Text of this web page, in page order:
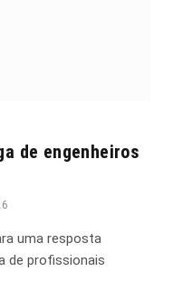
de engenheiros
uma resposta
de profissionais